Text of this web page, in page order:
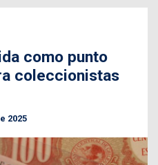
como punto
coleccionistas
2025